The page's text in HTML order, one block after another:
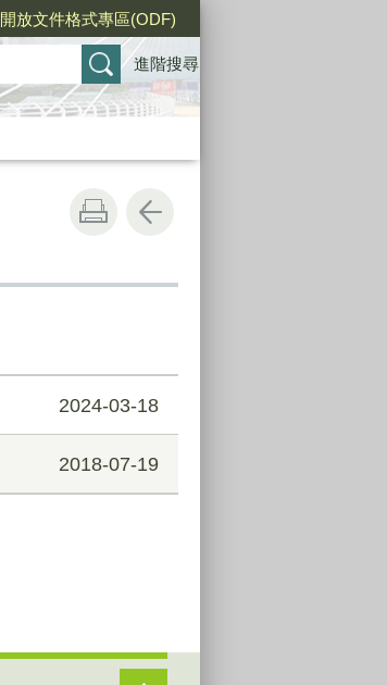
開放文件格式專區(ODF)
進階搜尋
2024-03-18
2018-07-19